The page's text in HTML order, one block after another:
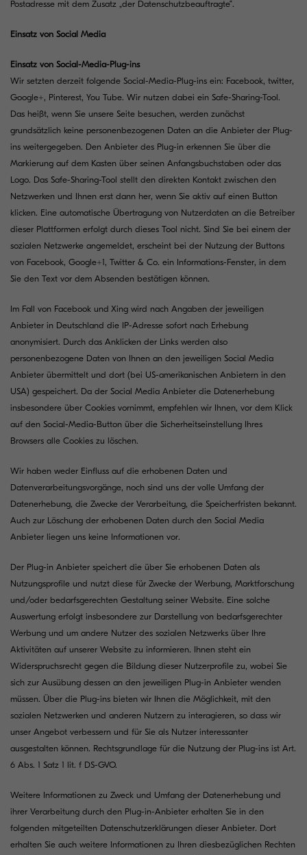
Postadresse mit dem Zusatz „der Datenschutzbeauftragte“.
Einsatz von Social Media
Einsatz von Social-Media-Plug-ins
Wir setzten derzeit folgende Social-Media-Plug-ins ein: Facebook, twitter,
Google+, Pinterest, You Tube. Wir nutzen dabei ein Safe-Sharing-Tool.
Das heißt, wenn Sie unsere Seite besuchen, werden zunächst
grundsätzlich keine personenbezogenen Daten an die Anbieter der Plug-
ins weitergegeben. Den Anbieter des Plug-in erkennen Sie über die
Markierung auf dem Kasten über seinen Anfangsbuchstaben oder das
Logo. Das Safe-Sharing-Tool stellt den direkten Kontakt zwischen den
Netzwerken und Ihnen erst dann her, wenn Sie aktiv auf einen Button
klicken. Eine automatische Übertragung von Nutzerdaten an die Betreiber
dieser Plattformen erfolgt durch dieses Tool nicht. Sind Sie bei einem der
sozialen Netzwerke angemeldet, erscheint bei der Nutzung der Buttons
von Facebook, Google+1, Twitter & Co. ein Informations-Fenster, in dem
Sie den Text vor dem Absenden bestätigen können.
Im Fall von Facebook und Xing wird nach Angaben der jeweiligen
Anbieter in Deutschland die IP-Adresse sofort nach Erhebung
anonymisiert. Durch das Anklicken der Links werden also
personenbezogene Daten von Ihnen an den jeweiligen Social Media
Anbieter übermittelt und dort (bei US-amerikanischen Anbietern in den
USA) gespeichert. Da der Social Media Anbieter die Datenerhebung
insbesondere über Cookies vornimmt, empfehlen wir Ihnen, vor dem Klick
auf den Social-Media-Button über die Sicherheitseinstellung Ihres
Browsers alle Cookies zu löschen.
Wir haben weder Einfluss auf die erhobenen Daten und
Datenverarbeitungsvorgänge, noch sind uns der volle Umfang der
Datenerhebung, die Zwecke der Verarbeitung, die Speicherfristen bekannt.
Auch zur Löschung der erhobenen Daten durch den Social Media
Anbieter liegen uns keine Informationen vor.
Der Plug-in Anbieter speichert die über Sie erhobenen Daten als
Nutzungsprofile und nutzt diese für Zwecke der Werbung, Marktforschung
und/oder bedarfsgerechten Gestaltung seiner Website. Eine solche
Auswertung erfolgt insbesondere zur Darstellung von bedarfsgerechter
Werbung und um andere Nutzer des sozialen Netzwerks über Ihre
Aktivitäten auf unserer Website zu informieren. Ihnen steht ein
Widerspruchsrecht gegen die Bildung dieser Nutzerprofile zu, wobei Sie
sich zur Ausübung dessen an den jeweiligen Plug-in Anbieter wenden
müssen. Über die Plug-ins bieten wir Ihnen die Möglichkeit, mit den
sozialen Netzwerken und anderen Nutzern zu interagieren, so dass wir
unser Angebot verbessern und für Sie als Nutzer interessanter
ausgestalten können. Rechtsgrundlage für die Nutzung der Plug-ins ist Art.
6 Abs. 1 Satz 1 lit. f DS-GVO.
Weitere Informationen zu Zweck und Umfang der Datenerhebung und
ihrer Verarbeitung durch den Plug-in-Anbieter erhalten Sie in den
folgenden mitgeteilten Datenschutzerklärungen dieser Anbieter. Dort
erhalten Sie auch weitere Informationen zu Ihren diesbezüglichen Rechten